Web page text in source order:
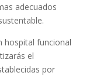
adecuados
hospital funcional
el
por